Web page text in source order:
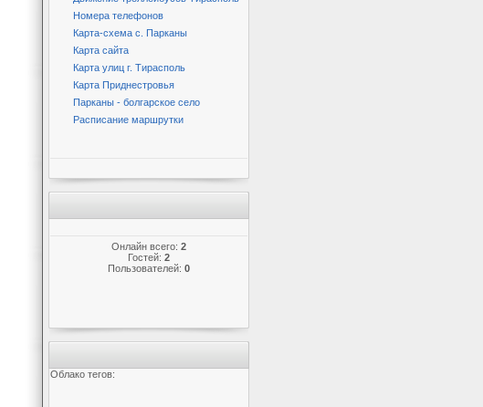
Номера телефонов
Карта-схема с. Парканы
Карта сайта
Карта улиц г. Тирасполь
Карта Приднестровья
Парканы - болгарское село
Расписание маршрутки
Онлайн всего: 2
Гостей: 2
Пользователей: 0
Облако тегов: